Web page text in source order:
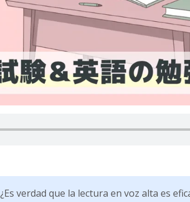
¿Es verdad que la lectura en voz alta es